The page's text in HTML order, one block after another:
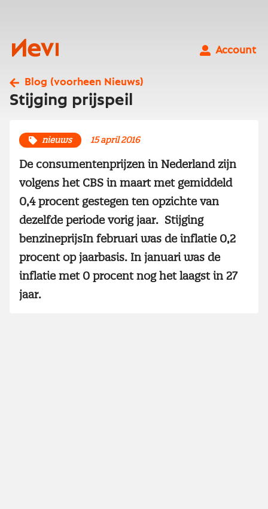
Nevi
Account
Blog (voorheen Nieuws)
Stijging prijspeil
nieuws 15 april 2016
De consumentenprijzen in Nederland zijn
volgens het CBS in maart met gemiddeld
0,4 procent gestegen ten opzichte van
dezelfde periode vorig jaar. Stijging
benzineprijsIn februari was de inflatie 0,2
procent op jaarbasis. In januari was de
inflatie met 0 procent nog het laagst in 27
jaar.